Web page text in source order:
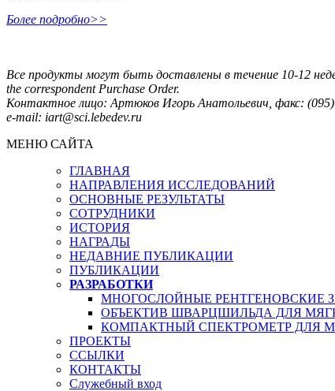
Более подробно>>
Все продукты могут быть доставлены в течение 10-12
the correspondent Purchase Order.
Контактное лицо: Артюков Игорь Анатольевич, факс: (095)
e-mail: iart@sci.lebedev.ru
МЕНЮ САЙТА
ГЛАВНАЯ
НАПРАВЛЕНИЯ ИССЛЕДОВАНИЙ
ОСНОВНЫЕ РЕЗУЛЬТАТЫ
СОТРУДНИКИ
ИСТОРИЯ
НАГРАДЫ
НЕДАВНИЕ ПУБЛИКАЦИИ
ПУБЛИКАЦИИ
РАЗРАБОТКИ
МНОГOСЛОЙНЫЕ РЕНТГЕНОВСКИЕ
ОБЪЕКТИВ ШВАРЦШИЛЬДА ДЛЯ
КОМПАКТНЫЙ СПЕКТРОМЕТР ДЛЯ
ПРОЕКТЫ
ССЫЛКИ
КОНТАКТЫ
Служебный вход